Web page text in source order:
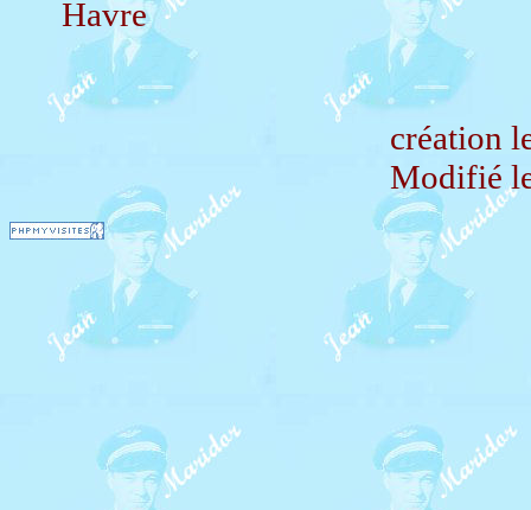
Havre
création
Modifié